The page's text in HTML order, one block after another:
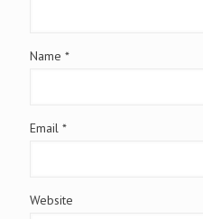
Name *
Email *
Website